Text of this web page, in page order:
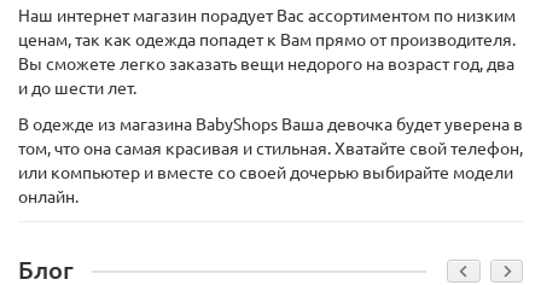
Наш интернет магазин порадует Вас ассортиментом по низким
ценам, так как одежда попадет к Вам прямо от производителя.
Вы сможете легко заказать вещи недорого на возраст год, два
и до шести лет.
В одежде из магазина BabyShops Ваша девочка будет уверена в
том, что она самая красивая и стильная. Хватайте свой телефон,
или компьютер и вместе со своей дочерью выбирайте модели
онлайн.
Блог